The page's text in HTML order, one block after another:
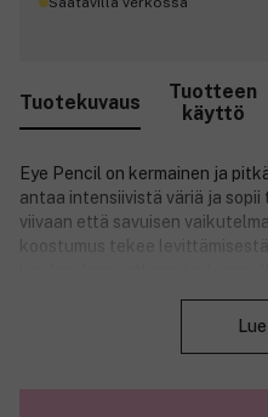
Tuotekuvaus
Tuotteen
käyttö
Eye Pencil on kermainen ja
antaa intensiivistä väriä ja
viivaan että savuisen
koostumus tekee
Organic. Se ei aiheuta